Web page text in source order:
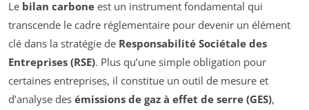
Le bilan carbone est un instrument fondamental qui
transcende le cadre réglementaire pour devenir un élément
clé dans la stratégie de Responsabilité Sociétale des
Entreprises (RSE). Plus qu’une simple obligation pour
certaines entreprises, il constitue un outil de mesure et
d’analyse des émissions de gaz à effet de serre (GES),